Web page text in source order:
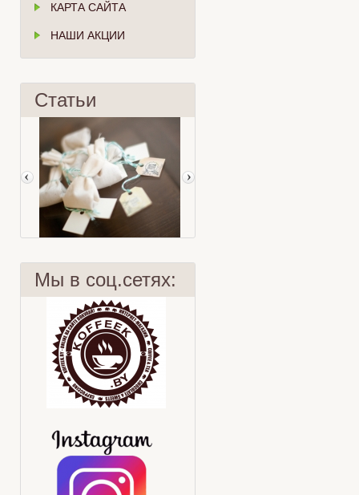
КАРТА САЙТА
НАШИ АКЦИИ
Статьи
Чайные пакетики
Мы в соц.сетях: